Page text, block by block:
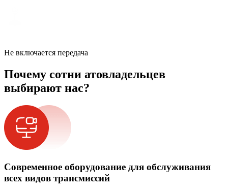
Не включается передача
Почему сотни атовладельцев
выбирают нас?
Современное оборудование для обслуживания
всех видов трансмиссий